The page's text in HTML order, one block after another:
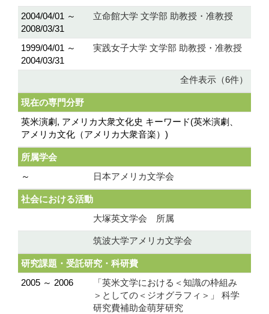
2004/04/01 ～
2008/03/31
立命館大学 文学部 助教授・准教授
1999/04/01 ～
2004/03/31
実践女子大学 文学部 助教授・准教授
全件表示（6件）
現在の専門分野
英米演劇, アメリカ大衆文化史 キーワード(英米演劇、
アメリカ文化（アメリカ大衆音楽）)
所属学会
～
日本アメリカ文学会
社会における活動
大塚英文学会 所属
筑波大学アメリカ文学会
研究課題・受託研究・科研費
2005 ～ 2006
「英米文学における＜知識の枠組み
＞としての＜ジオグラフィ＞」 科学
研究費補助金萌芽研究